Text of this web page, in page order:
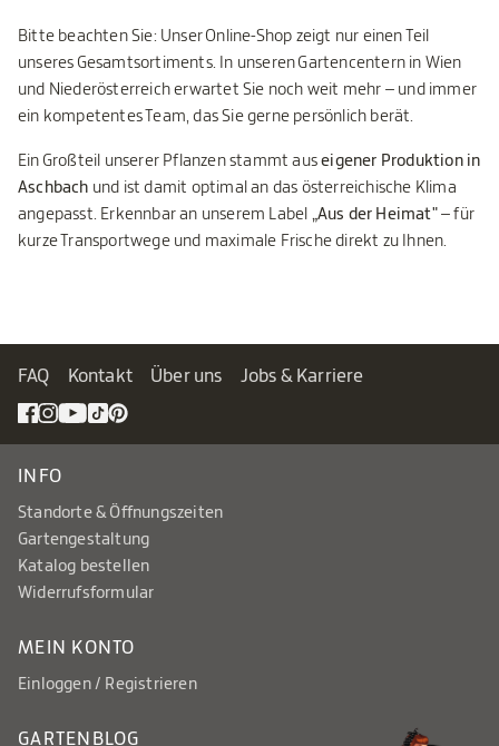
Bitte beachten Sie: Unser Online-Shop zeigt nur einen Teil
unseres Gesamtsortiments. In unseren Gartencentern in Wien
und Niederösterreich erwartet Sie noch weit mehr – und immer
ein kompetentes Team, das Sie gerne persönlich berät.
Ein Großteil unserer Pflanzen stammt auseigener Produktion in
Aschbach und ist damit optimal an das österreichische Klima
angepasst. Erkennbar an unserem Label „Aus der Heimat"– für
kurze Transportwege und maximale Frische direkt zu Ihnen.
FAQ Kontakt Über uns Jobs & Karriere
INFO
Standorte & Öffnungszeiten
Gartengestaltung
Katalog bestellen
Widerrufsformular
MEIN KONTO
Einloggen / Registrieren
GARTENBLOG